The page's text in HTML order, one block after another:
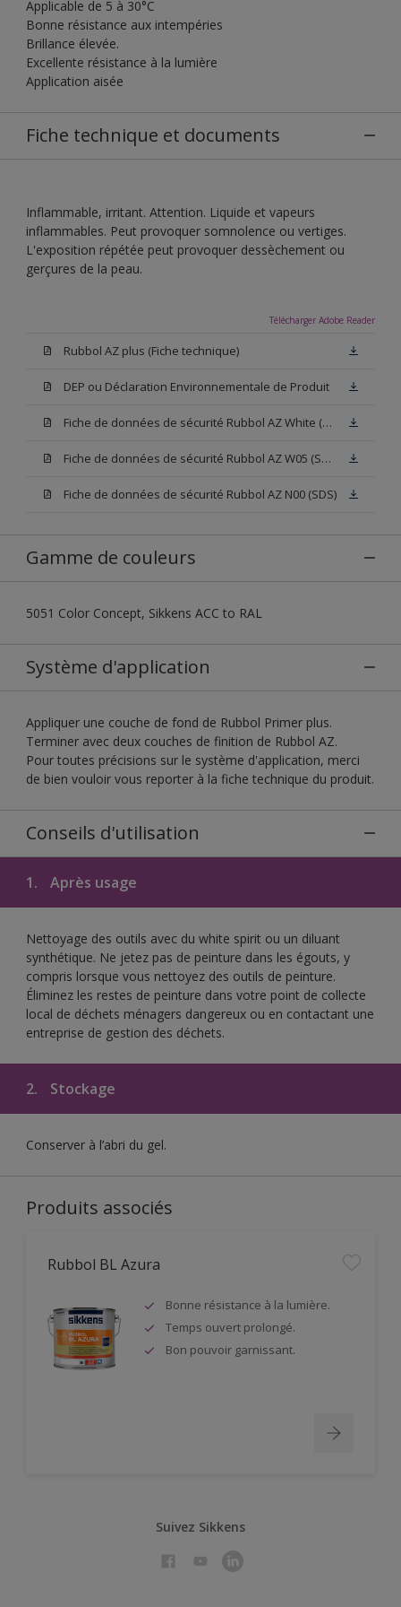
Applicable de 5 à 30°C
Bonne résistance aux intempéries
Brillance élevée.
Excellente résistance à la lumière
Application aisée
Fiche technique et documents
Inflammable, irritant. Attention. Liquide et vapeurs
inflammables. Peut provoquer somnolence ou vertiges.
L'exposition répétée peut provoquer dessèchement ou
gerçures de la peau.
Télécharger Adobe Reader
Rubbol AZ plus (Fiche technique)
DEP ou Déclaration Environnementale de Produit
Fiche de données de sécurité Rubbol AZ White (SDS)
Fiche de données de sécurité Rubbol AZ W05 (SDS)
Fiche de données de sécurité Rubbol AZ N00 (SDS)
Gamme de couleurs
5051 Color Concept, Sikkens ACC to RAL
Système d'application
Appliquer une couche de fond de Rubbol Primer plus.
Terminer avec deux couches de finition de Rubbol AZ.
Pour toutes précisions sur le système d'application, merci
de bien vouloir vous reporter à la fiche technique du produit.
Conseils d'utilisation
1. Après usage
Nettoyage des outils avec du white spirit ou un diluant
synthétique. Ne jetez pas de peinture dans les égouts, y
compris lorsque vous nettoyez des outils de peinture.
Éliminez les restes de peinture dans votre point de collecte
local de déchets ménagers dangereux ou en contactant une
entreprise de gestion des déchets.
2. Stockage
Conserver à l’abri du gel.
Produits associés
Rubbol BL Azura
Bonne résistance à la lumière.
Temps ouvert prolongé.
Bon pouvoir garnissant.
Suivez Sikkens